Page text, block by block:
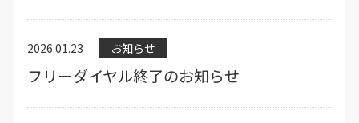
2026.01.23 お知らせ
フリーダイヤル終了のお知らせ